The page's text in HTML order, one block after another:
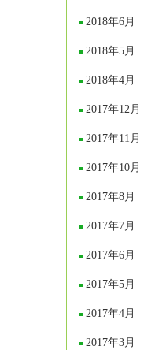
2018年6月
2018年5月
2018年4月
2017年12月
2017年11月
2017年10月
2017年8月
2017年7月
2017年6月
2017年5月
2017年4月
2017年3月